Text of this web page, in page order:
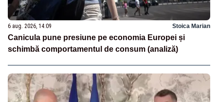
6 aug. 2026, 14:09 Stoica Marian
Canicula pune presiune pe economia Europei și
schimbă comportamentul de consum (analiză)